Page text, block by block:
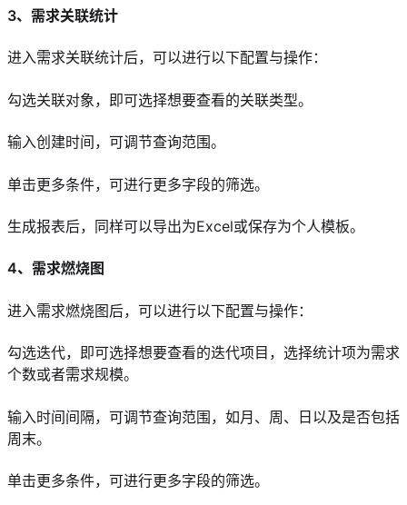
3、需求关联统计
进入需求关联统计后，可以进行以下配置与操作：
勾选关联对象，即可选择想要查看的关联类型。
输入创建时间，可调节查询范围。
单击更多条件，可进行更多字段的筛选。
生成报表后，同样可以导出为Excel或保存为个人模板。
4、需求燃烧图
进入需求燃烧图后，可以进行以下配置与操作：
勾选迭代，即可选择想要查看的迭代项目，选择统计项为需求
个数或者需求规模。
输入时间间隔，可调节查询范围，如月、周、日以及是否包括
周末。
单击更多条件，可进行更多字段的筛选。